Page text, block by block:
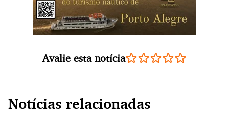
Avalie esta notícia
Notícias relacionadas